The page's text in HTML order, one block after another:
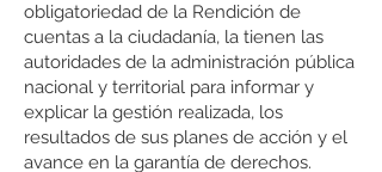
obligatoriedad de la Rendición de
cuentas a la ciudadanía, la tienen las
autoridades de la administración pública
nacional y territorial para informar y
explicar la gestión realizada, los
resultados de sus planes de acción y el
avance en la garantía de derechos.